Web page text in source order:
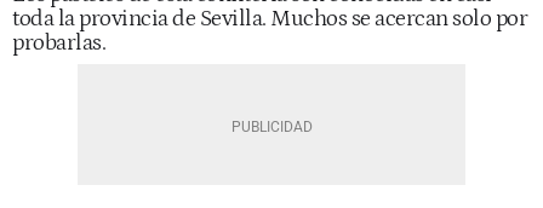
toda la provincia de Sevilla. Muchos se acercan solo por
probarlas.